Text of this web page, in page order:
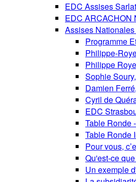
EDC Assises Sarlat
EDC ARCACHON
Assises
Programme
Philippe-
Philippe
Sophie
Damien
Cyril de
EDC
Table Ronde
Table Ronde
Pour vous,
Qu'est-ce
Un exemple